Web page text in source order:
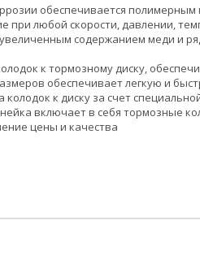
обеспечивается
при любой скорости, давлении,
содержанием меди и
к тормозному диску,
обеспечивает легкую и
колодок к диску за счет
включает в себя тормозные
цены и качества